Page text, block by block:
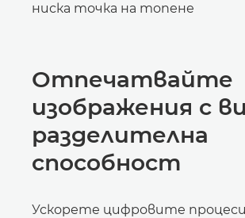
ниска точка на топене
Отпечатвайте
изображения с
разделителна
способност
Ускорете цифровите